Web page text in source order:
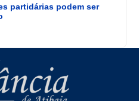
partidárias podem ser